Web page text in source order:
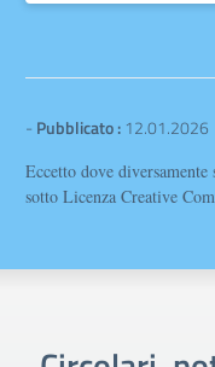
- Pubblicato : 12.01.2026
Eccetto dove
sotto Licenza Creative